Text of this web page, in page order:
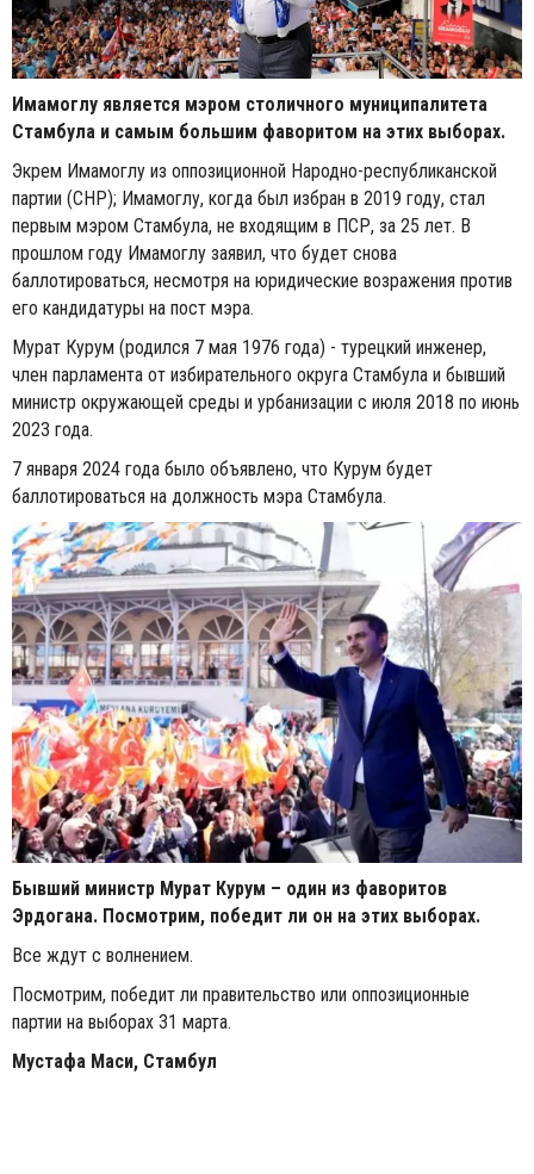
Имамоглу является мэром столичного муниципалитета
Стамбула и самым большим фаворитом на этих выборах.
Экрем Имамоглу из оппозиционной Народно-республиканской
партии (CHP); Имамоглу, когда был избран в 2019 году, стал
первым мэром Стамбула, не входящим в ПСР, за 25 лет. В
прошлом году Имамоглу заявил, что будет снова
баллотироваться, несмотря на юридические возражения против
его кандидатуры на пост мэра.
Мурат Курум (родился 7 мая 1976 года) - турецкий инженер,
член парламента от избирательного округа Стамбула и бывший
министр окружающей среды и урбанизации с июля 2018 по июнь
2023 года.
7 января 2024 года было объявлено, что Курум будет
баллотироваться на должность мэра Стамбула.
Бывший министр Мурат Курум – один из фаворитов
Эрдогана. Посмотрим, победит ли он на этих выборах.
Все ждут с волнением.
Посмотрим, победит ли правительство или оппозиционные
партии на выборах 31 марта.
Мустафа Маси, Стамбул